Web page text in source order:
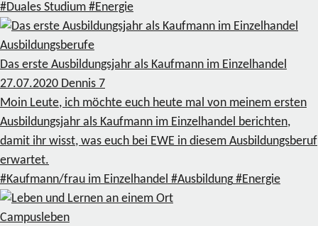
#Duales Studium #Energie
Ausbildungsberufe
Das erste Ausbildungsjahr als Kaufmann im Einzelhandel
27.07.2020 Dennis 7
Moin Leute, ich möchte euch heute mal von meinem ersten
Ausbildungsjahr als Kaufmann im Einzelhandel berichten,
damit ihr wisst, was euch bei EWE in diesem Ausbildungsberuf
erwartet.
#Kaufmann/frau im Einzelhandel #Ausbildung #Energie
Campusleben